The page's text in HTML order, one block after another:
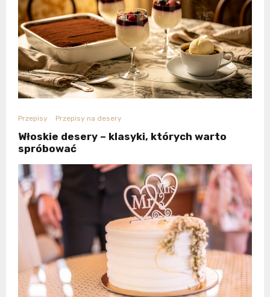
Przepisy Przepisy na desery
Włoskie desery – klasyki, których warto
spróbować